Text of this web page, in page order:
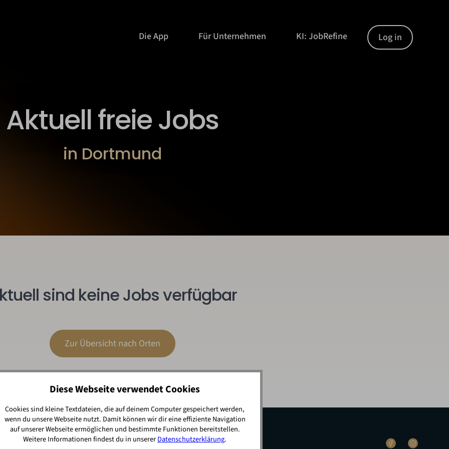
Die App Für Unternehmen KI: JobRefine Log in
Aktuell freie Jobs
in Dortmund
sind keine Jobs verfügbar
Zur Übersicht nach Orten
Diese Webseite verwendet Cookies
Cookies sind kleine Textdateien, die auf deinem Computer gespeichert werden,
wenn du unsere Webseite nutzt. Damit können wir dir eine effiziente Navigation
auf unserer Webseite ermöglichen und bestimmte Funktionen bereitstellen.
Weitere Informationen findest du in unsererDatenschutzerklärung.